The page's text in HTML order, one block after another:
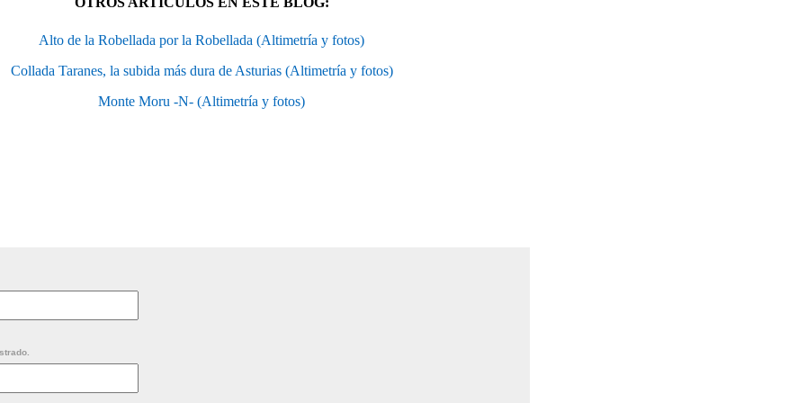
Alto de la Robellada por la Robellada (Altimetría y fotos)
Collada Taranes, la subida más dura de Asturias (Altimetría y fotos)
Monte Moru -N- (Altimetría y fotos)